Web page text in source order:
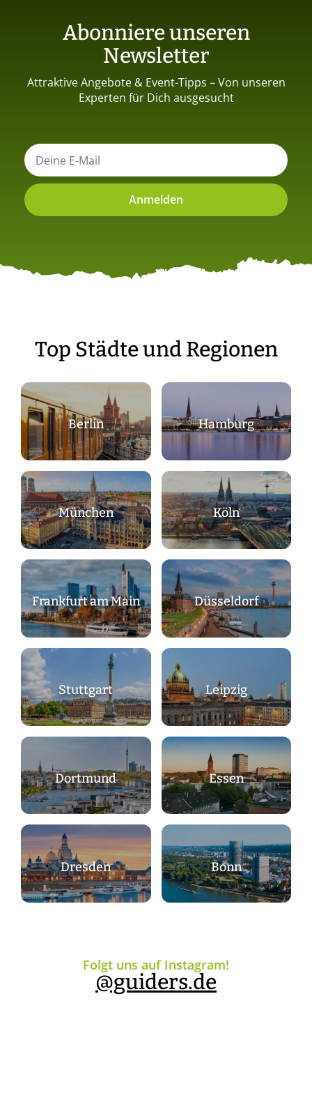
Abonniere unseren
Newsletter
Attraktive Angebote & Event-Tipps – Von unseren
Experten für Dich ausgesucht
E
m
a
i
Anmelden
Top Städte und Regionen
Berlin Hamburg
München Köln
Frankfurt am Main Düsseldorf
Stuttgart Leipzig
Dortmund Essen
Dresden Bonn
Folgt uns auf Instagram!
@guiders.de